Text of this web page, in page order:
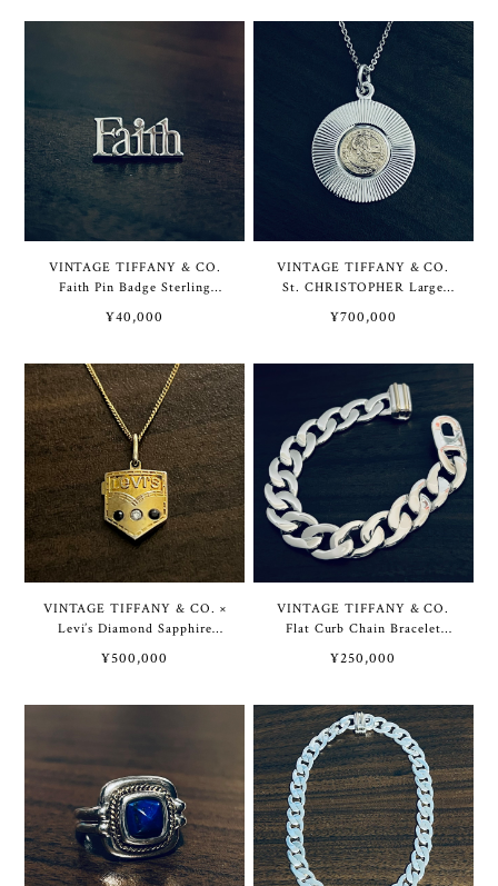
ーン ブレスレット スターリ
スレット スターリング シル
バー / ゴールド ヴェルメイ
ユ
VINTAGE TIFFANY & CO.
Faith Pin Badge Sterling
ァニー Faith ピン バッジ ス
¥40,000
VINTAGE TIFFANY & CO.
St. CHRISTOPHER Large
Silver / 14K Gold | ヴィンテ
リストファー ラージ メダル
ネックレス スターリング シ
ルバー / 14K ゴールド
¥700,000
VINTAGE TIFFANY & CO. ×
Levi’s Diamond Sapphire
Award Pendant Sterling
Silver / Gold Vermeil & 18K
ジ ティファニー × リーバイ
リング シルバー / ゴールド
ヴェルメイユ & 18K ゴール
ド ネックレス
¥500,000
VINTAGE TIFFANY & CO.
Flat Curb Chain Bracelet
Sterling Silver | ヴィンテー
ジ ティファニー フラット カ
スターリング シルバー
¥250,000